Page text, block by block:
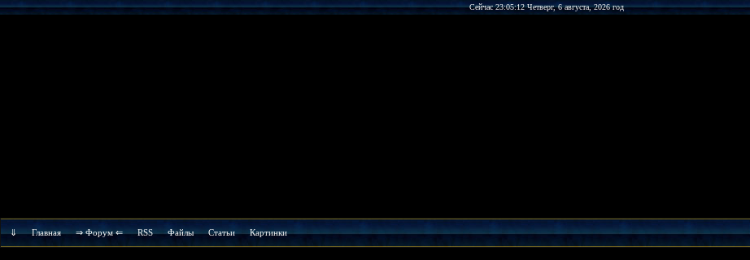
Сейчас 23:05:12 Четверг, 6 августа, 2026 год
⇓ Главная ⇒ Форум ⇐ RSS Файлы Cтатьи Картинки